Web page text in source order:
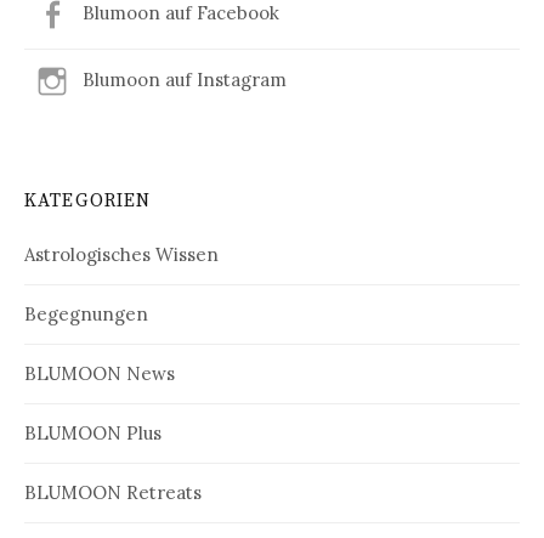
Blumoon auf Facebook
Blumoon auf Instagram
KATEGORIEN
Astrologisches Wissen
Begegnungen
BLUMOON News
BLUMOON Plus
BLUMOON Retreats